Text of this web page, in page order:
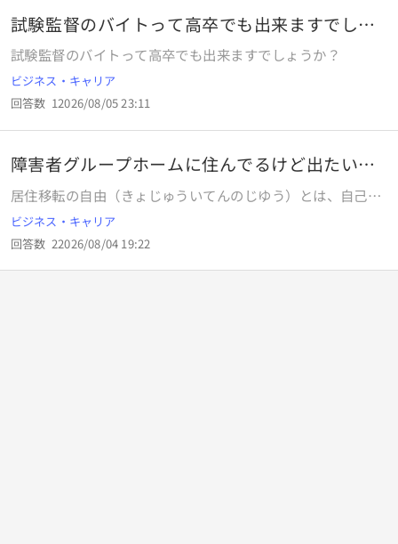
試験監督のバイトって高卒でも出来ますでしょ
うか？
試験監督のバイトって高卒でも出来ますでしょうか？
ビジネス・キャリア
回答数 12026/08/05 23:11
障害者グループホームに住んでるけど出たい知
恵貸して
居住移転の自由（きょじゅういてんのじゆう）とは、自己の
欲する所に住所または居所を定め、移転し、自己の意思に反
して居住地を移されることのない自由[1]。移動の自由ともっ
て書いてあるのにそれを職員さんに告げても入るときに母親
と一緒にサインしたから出るときも母親の許可がいると言わ
ビジネス・キャリア
回答数 22026/08/04 19:22